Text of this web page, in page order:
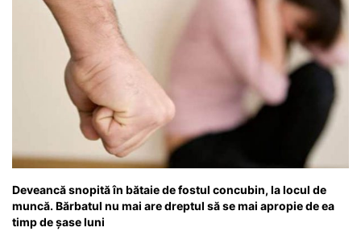
Deveancă snopită în bătaie de fostul concubin, la locul de
muncă. Bărbatul nu mai are dreptul să se mai apropie de ea
timp de șase luni